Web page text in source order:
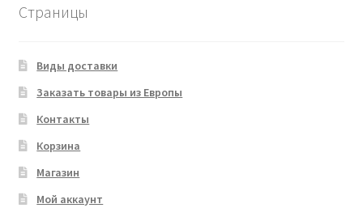
Страницы
Виды доставки
Заказать товары из Европы
Контакты
Корзина
Магазин
Мой аккаунт